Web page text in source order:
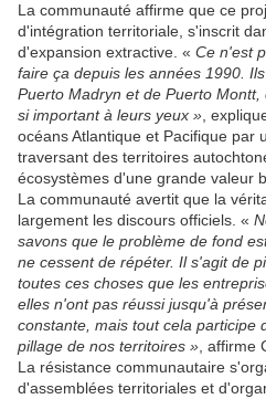
La communauté affirme que ce
d'intégration territoriale, s'inscrit
d'expansion extractive. « Ce n'est
faire ça depuis les années 1990.
Puerto Madryn et de Puerto
si important à leurs yeux » ,
océans Atlantique et Pacifique par
traversant des territoires
écosystèmes d'une grande valeur
La communauté avertit que la
largement les discours officiels. «
savons que le problème de fond
ne cessent de répéter. Il s'agit de
toutes ces choses que les
elles n'ont pas réussi jusqu'à
constante, mais tout cela participe
pillage de nos territoires » , affirme
La résistance communautaire
d'assemblées territoriales et